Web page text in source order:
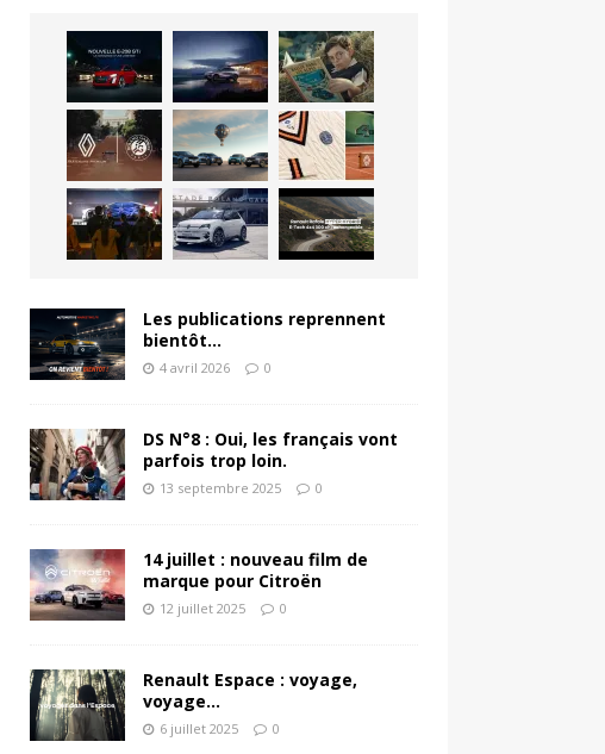
Les publications reprennent
bientôt…
4 avril 2026 0
DS N°8 : Oui, les français vont
parfois trop loin.
13 septembre 2025 0
14 juillet : nouveau film de
marque pour Citroën
12 juillet 2025 0
Renault Espace : voyage,
voyage…
6 juillet 2025 0